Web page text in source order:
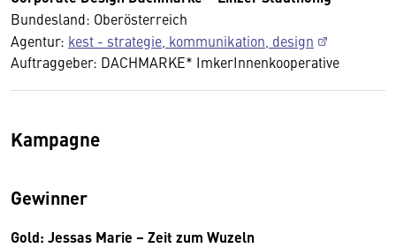
Bundesland: Oberösterreich
Agentur: kest - strategie, kommunikation, design
Auftraggeber: DACHMARKE* ImkerInnenkooperative
Kampagne
Gewinner
Gold: Jessas Marie – Zeit zum Wuzeln